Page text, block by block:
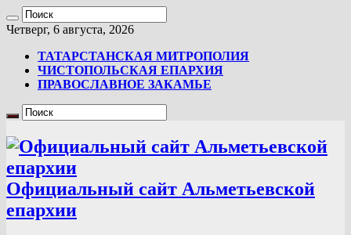
Четверг, 6 августа, 2026
ТАТАРСТАНСКАЯ МИТРОПОЛИЯ
ЧИСТОПОЛЬСКАЯ ЕПАРХИЯ
ПРАВОСЛАВНОЕ ЗАКАМЬЕ
Официальный сайт Альметьевской
епархии